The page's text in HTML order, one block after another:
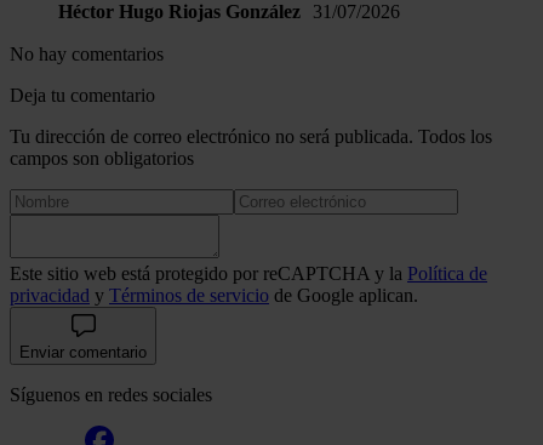
Héctor Hugo Riojas González 31/07/2026
No hay comentarios
Deja tu comentario
Tu dirección de correo electrónico no será publicada. Todos los
campos son obligatorios
Este sitio web está protegido por reCAPTCHA y la Política de
privacidad y Términos de servicio de Google aplican.
Enviar comentario
Síguenos en redes sociales